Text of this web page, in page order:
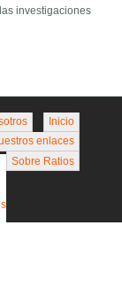
investigaciones
Inicio
enlaces
Sobre Ratios